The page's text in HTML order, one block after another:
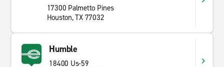
17300 Palmetto Pines
Houston, TX 77032
Humble
18400 Us-59